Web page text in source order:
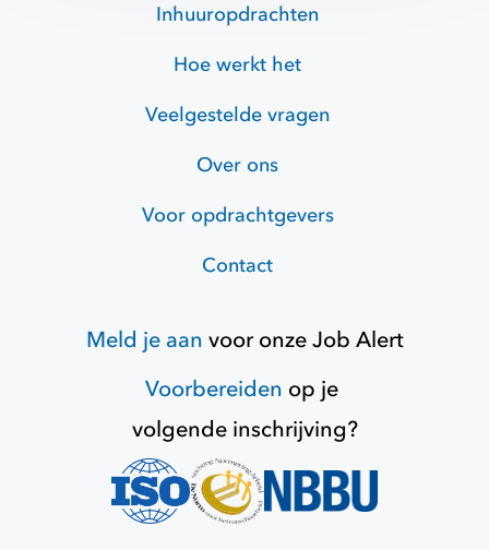
Inhuuropdrachten
Hoe werkt het
Veelgestelde vragen
Over ons
Voor opdrachtgevers
Contact
Meld je aan voor onzeJob Alert
Voorbereiden op je
volgende inschrijving?